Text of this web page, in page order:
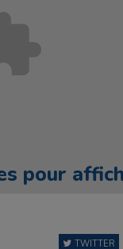
pour
TWITTER